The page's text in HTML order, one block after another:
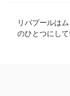
リバプールは
のひとつにし